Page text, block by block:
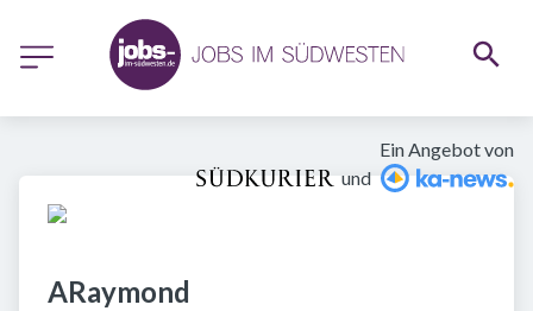
Ein Angebot von
und
ARaymond